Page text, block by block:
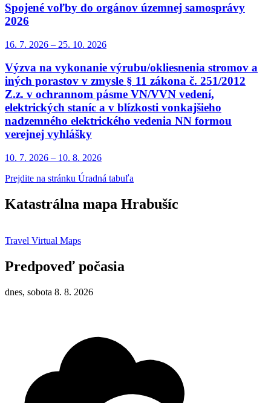
Spojené voľby do orgánov územnej samosprávy
2026
16. 7. 2026 – 25. 10. 2026
Výzva na vykonanie výrubu/okliesnenia stromov a
iných porastov v zmysle § 11 zákona č. 251/2012
Z.z. v ochrannom pásme VN/VVN vedení,
elektrických staníc a v blízkosti vonkajšieho
nadzemného elektrického vedenia NN formou
verejnej vyhlášky
10. 7. 2026 – 10. 8. 2026
Prejdite na stránku Úradná tabuľa
Katastrálna mapa Hrabušíc
Travel Virtual Maps
Predpoveď počasia
dnes, sobota 8. 8. 2026